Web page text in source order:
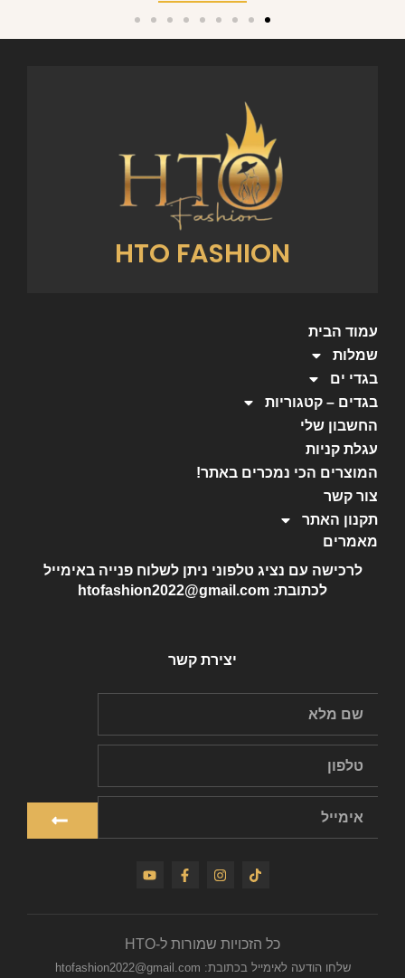
HTO FASHION
עמוד הבית
שמלות
בגדי ים
בגדים – קטגוריות
החשבון שלי
עגלת קניות
המוצרים הכי נמכרים באתר!
צור קשר
תקנון האתר
מאמרים
לרכישה עם נציג טלפוני ניתן לשלוח פנייה באימייל
לכתובת: htofashion2022@gmail.com
יצירת קשר
כל הזכויות שמורות ל-HTO
שלחו הודעה לאימייל בכתובת: htofashion2022@gmail.com